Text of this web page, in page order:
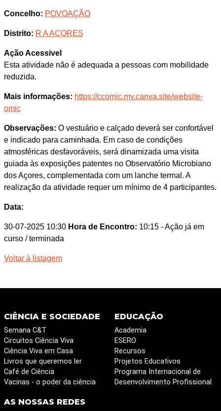
Concelho: POVOAÇÃO
Distrito: R A ACORES
Ação Acessivel
Esta atividade não é adequada a pessoas com mobilidade
reduzida.
Mais informações: https://ccomic.my.canva.site/website-
omic
Observações: O vestuário e calçado deverá ser confortável
e indicado para caminhada. Em caso de condições
atmosféricas desfavoráveis, será dinamizada uma visita
guiada às exposições patentes no Observatório Microbiano
dos Açores, complementada com um lanche termal. A
realização da atividade requer um mínimo de 4 participantes.
Data:
30-07-2025 10:30 Hora de Encontro: 10:15 - Ação já em
curso / terminada
Voltar à listagem
CIÊNCIA E SOCIEDADE
Semana C&T
Circuitos Ciência Viva
Ciência Viva em Casa
Livros que queremos ler
Café de Ciência
Vacinas - o poder da ciência
EDUCAÇÃO
Academia
ESERO
Recursos
Projetos Educativos
Programa Internacional de
Desenvolvimento Profissional
AS NOSSAS REDES